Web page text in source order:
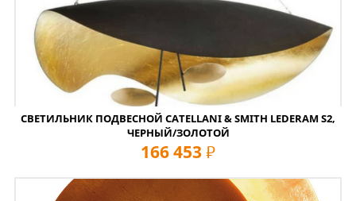
СВЕТИЛЬНИК ПОДВЕСНОЙ CATELLANI & SMITH LEDERAM S2,
ЧЕРНЫЙ/ЗОЛОТОЙ
166 453 руб